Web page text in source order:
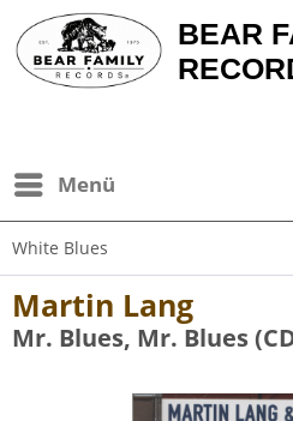
BEAR
Menü
White Blues
Martin Lang
Mr. Blues, Mr. Blues